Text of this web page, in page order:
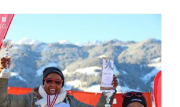
Tipps aus Ghana